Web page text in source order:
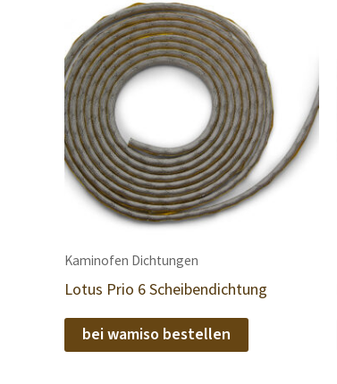
Kaminofen Dichtungen
Lotus Prio 6 Scheibendichtung
bei wamiso bestellen